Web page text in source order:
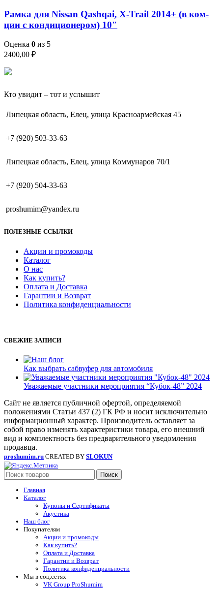
Рамка для Nissan Qashqai, X-Trail 2014+ (в ком-
ции с кондиционером) 10″
Оценка 0 из 5
2400,00 ₽
Кто увидит – тот и услышит
Липецкая область, Елец, улица Красноармейская 45
+7 (920) 503-33-63
Липецкая область, Елец, улица Коммунаров 70/1
+7 (920) 504-33-63
proshumim@yandex.ru
ПОЛЕЗНЫЕ ССЫЛКИ
Акции и промокоды
Каталог
О нас
Как купить?
Оплата и Доставка
Гарантии и Возврат
Политика конфиденциальности
СВЕЖИЕ ЗАПИСИ
Как выбрать сабвуфер для автомобиля
Уважаемые участники мероприятия “Кубок-48” 2024
Сайт не является публичной офертой, определяемой
положениями Статьи 437 (2) ГК РФ и носит исключительно
информационный характер. Производитель оставляет за
собой право изменять характеристики товара, его внешний
вид и комплектность без предварительного уведомления
продавца.
proshumim.ru CREATED BY SLOKUN
Поиск
Главная
Каталог
Купоны и Сертификаты
Акустика
Наш блог
Покупателям
Акции и промокоды
Как купить?
Оплата и Доставка
Гарантии и Возврат
Политика конфиденциальности
Мы в соц.сетях
VK Group ProShumim